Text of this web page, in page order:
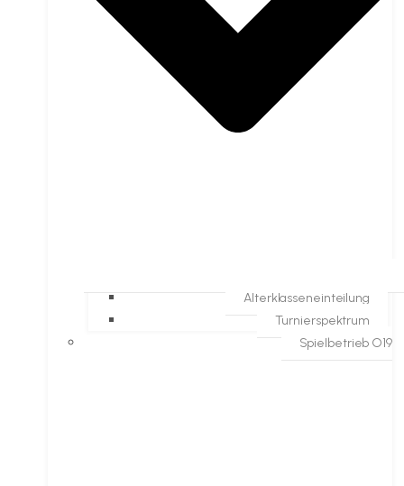
Alterklasseneinteilung
Turnierspektrum
Spielbetrieb O19